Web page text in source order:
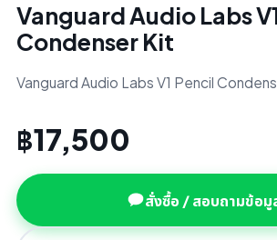
Vanguard Audio Labs
Condenser Kit
Vanguard Audio Labs V1 Pencil
฿17,500
สั่งซื้อ / สอบถามข้อมู